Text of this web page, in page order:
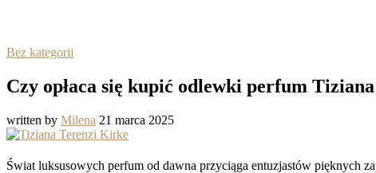
Bez kategorii
Czy opłaca się kupić odlewki perfum
written by Milena 21 marca 2025
Świat luksusowych perfum od dawna przyciąga entuzjastów pięknych